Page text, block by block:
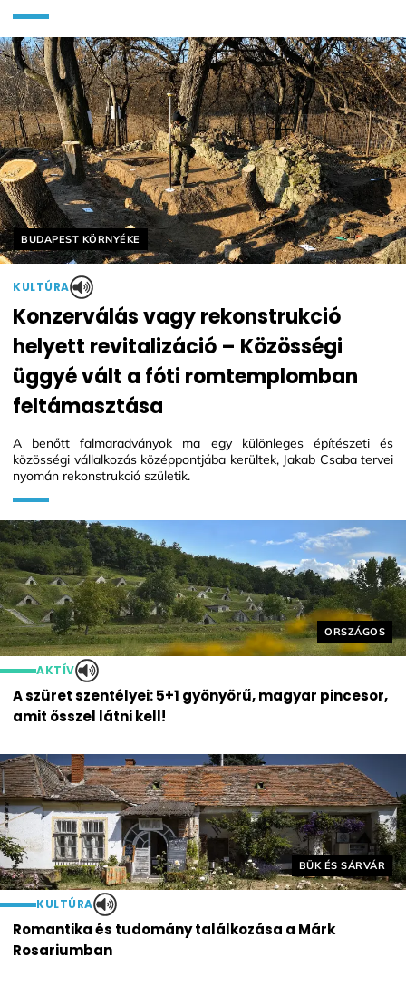
Helyszín
ORSZÁGOS
AKTÍV
A szüret szentélyei: 5+1 gyönyörű, magyar pincesor,
amit ősszel látni kell!
Helyszín címkék:
BUDAPEST KÖRNYÉKE
KULTÚRA
Konzerválás vagy rekonstrukció
helyett revitalizáció – Közösségi
üggyé vált a fóti romtemplomban
feltámasztása
A benőtt falmaradványok ma egy különleges építészeti és
közösségi vállalkozás középpontjába kerültek, Jakab Csaba tervei
nyomán rekonstrukció születik.
Helyszín címkék:
BÜK ÉS SÁRVÁR
KULTÚRA
Romantika és tudomány találkozása a Márk
Rosariumban